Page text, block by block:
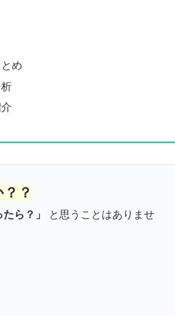
め
？
ら？」
と思うことはありませ